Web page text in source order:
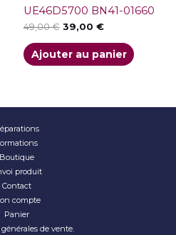
UE46D5700 BN41-01660
49,00€ 39,00 €
Ajouter au panier
Boutique
produit
Contact
compte
Panier
de vente.